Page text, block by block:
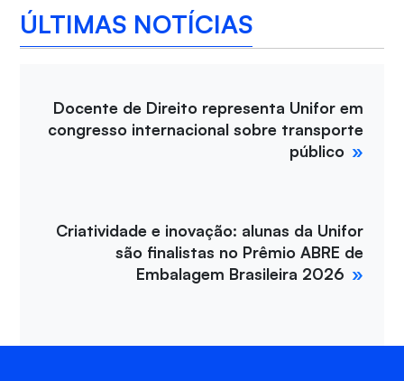
ÚLTIMAS NOTÍCIAS
Docente de Direito representa Unifor em
congresso internacional sobre transporte
público
Criatividade e inovação: alunas da Unifor
são finalistas no Prêmio ABRE de
Embalagem Brasileira 2026